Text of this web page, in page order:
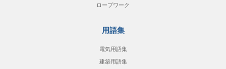
ロープワーク
用語集
電気用語集
建築用語集